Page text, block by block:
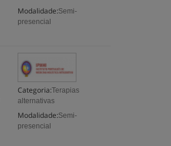
Modalidade:Semi-
presencial
Categoria:Terapias
alternativas
Modalidade:Semi-
presencial